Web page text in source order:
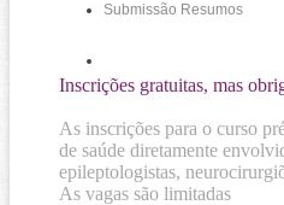
Submissão Resumos
Inscrições gratuitas, mas
As inscrições para o curso
de saúde diretamente
epileptologistas,
As vagas são limitadas